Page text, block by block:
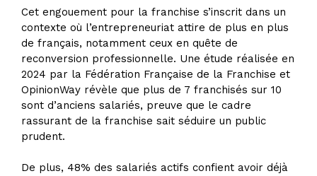
Cet engouement pour la franchise s’inscrit dans un
contexte où l’entrepreneuriat attire de plus en plus
de français, notamment ceux en quête de
reconversion professionnelle. Une étude réalisée en
2024 par la Fédération Française de la Franchise et
OpinionWay révèle que plus de 7 franchisés sur 10
sont d’anciens salariés, preuve que le cadre
rassurant de la franchise sait séduire un public
prudent.
De plus, 48% des salariés actifs confient avoir déjà